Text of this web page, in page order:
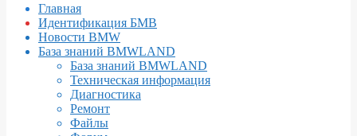
навигации
Главная
Идентификация БМВ
Новости BMW
База знаний BMWLAND
База знаний BMWLAND
Техническая информация
Диагностика
Ремонт
Файлы